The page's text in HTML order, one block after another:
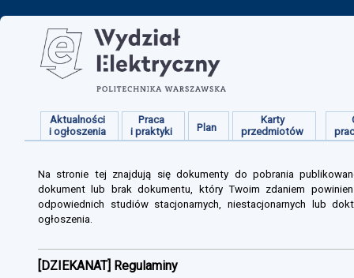
Aktualności
i ogłoszenia
Praca
i praktyki
Plan
Karty
przedmiotów
Na stronie tej znajdują się dokumenty do pobrania
dokument lub brak dokumentu, który Twoim zdaniem
odpowiednich studiów stacjonarnych, niestacjonarnych lub
ogłoszenia.
[DZIEKANAT] Regulaminy